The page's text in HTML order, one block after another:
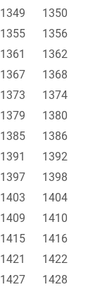
1349
1350
1355
1356
1361
1362
1367
1368
1373
1374
1379
1380
1385
1386
1391
1392
1397
1398
1403
1404
1409
1410
1415
1416
1421
1422
1427
1428